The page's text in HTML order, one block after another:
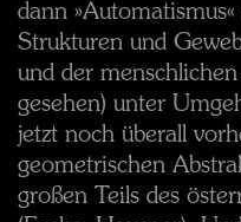
dann
Strukturen und
und der
gesehen) unter
jetzt noch überall
geometrischen
großen Teils des